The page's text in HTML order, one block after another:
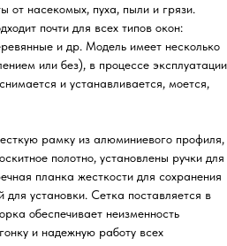
от насекомых, пуха, пыли и грязи.
почти для всех типов окон:
и др. Модель имеет несколько
или без), в процессе эксплуатации
и устанавливается, моется,
рамку из алюминиевого профиля,
полотно, установлены ручки для
планка жесткости для сохранения
для установки. Сетка поставляется в
обеспечивает неизменность
и надежную работу всех